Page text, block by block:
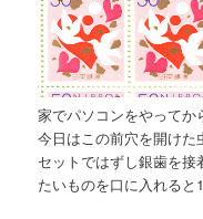
家でパソコンをやってか
今日はこの前穴を開け
セットではずし銀歯を
たいものを口に入れる